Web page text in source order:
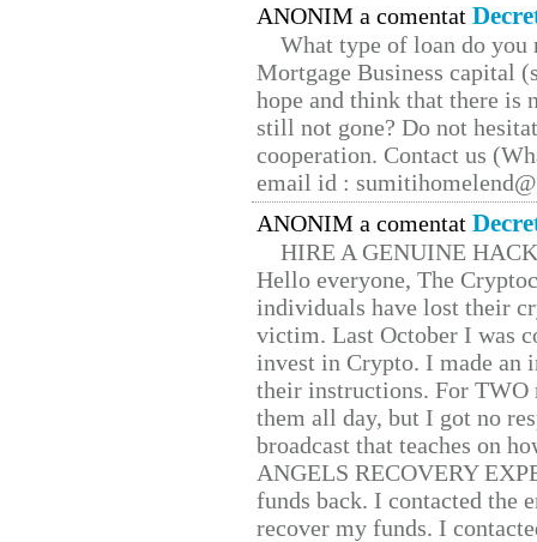
ANONIM a comentat
What type of loan do you
Mortgage Business capital
hope and think that there is
still not gone? Do not
cooperation. Contact us
email id :
ANONIM a comentat
HIRE A GENUINE
Hello everyone, The
individuals have lost their
victim. Last October I was
invest in Crypto. I made
their instructions. For TWO
them all day, but I got no
broadcast that teaches on
ANGELS RECOVERY
funds back. I contacted the
recover my funds. I